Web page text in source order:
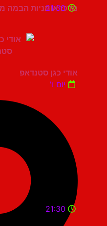
מרכז אומניות הבמה מתנס
21:30
אודי כגן סטנדאפ
יום ו'
21:30